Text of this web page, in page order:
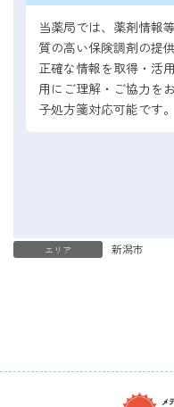
当薬局では、薬剤情報
質の高い保険調剤の提
正確な情報を取得・活
用にご理解・ご協力を
子処方箋対応可能です。
エリア 新潟市